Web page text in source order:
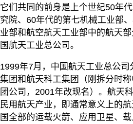
它们共同的前身是上个世纪50年
究院、60年代的第七机械工业部
业部和航空航天工业部中的航天
国航天工业总公司。
1999年7月，中国航天工业总公司
集团和航天科工集团（刚拆分时
团公司，2001年改现名）。航天
民用航天产业，即通常意义上的
国全部的运载火箭、应用卫星、